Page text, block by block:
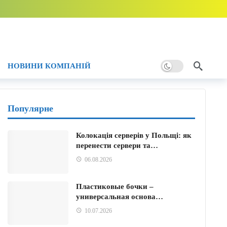
тому
НОВИНИ КОМПАНІЙ
Популярне
Колокація серверів у Польщі: як
перенести сервери та…
06.08.2026
Пластиковые бочки –
универсальная основа…
10.07.2026